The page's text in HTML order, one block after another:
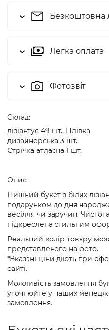
Безкоштовна
Легка оплата
Фотозвіт
Cклад:
лізіантус 49 шт., Плівка
дизайнерська 3 шт.,
Стрічка атласна 1 шт.
Опис:
Пишний букет з білих
подарунком до дня
весілля чи заручин.
підкреслена стильним
Реальний колір товару
представленого на фото.
*Вказані ціни діють при
сайті.
Можливість замовлення
уточнюйте у наших
замовлення.